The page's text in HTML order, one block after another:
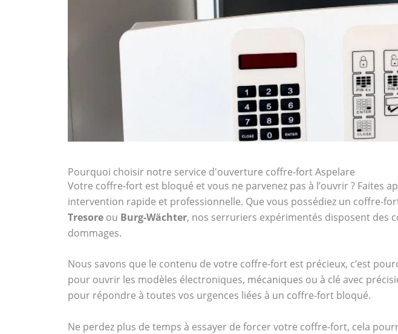
Pourquoi choisir notre service d'ouverture coffre-fort Aspelare
Votre coffre-fort est bloqué et vous ne parvenez pas à l’ouvrir ? Faites
intervention rapide et professionnelle. Que vous possédiez un coffre-
Tresore ou Burg-Wächter, nos serruriers expérimentés disposent des
dommages.
Nous savons que le contenu de votre coffre-fort est précieux, c’est
pour ouvrir les modèles électroniques, mécaniques ou à clé avec
pour répondre à toutes vos urgences liées à un coffre-fort bloqué.
Ne perdez plus de temps à essayer de forcer votre coffre-fort, cela